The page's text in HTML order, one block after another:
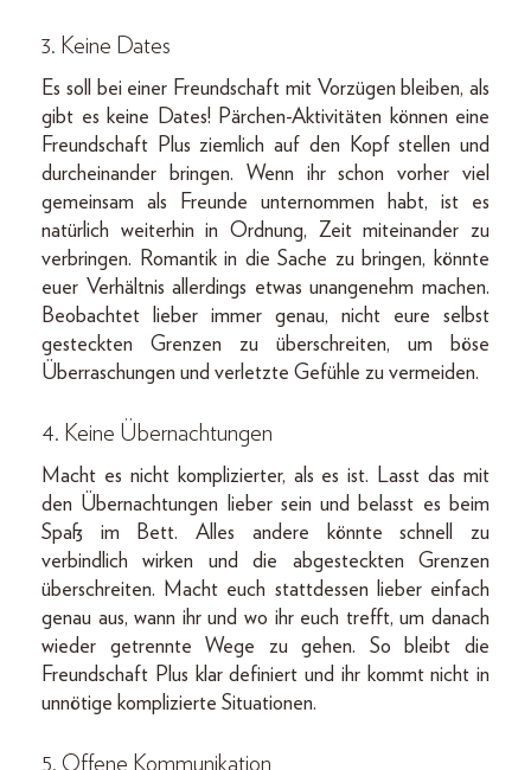
3. Keine Dates
Es soll bei einer Freundschaft mit Vorzügen bleiben, als
gibt es keine Dates! Pärchen-Aktivitäten können eine
Freundschaft Plus ziemlich auf den Kopf stellen und
durcheinander bringen. Wenn ihr schon vorher viel
gemeinsam als Freunde unternommen habt, ist es
natürlich weiterhin in Ordnung, Zeit miteinander zu
verbringen. Romantik in die Sache zu bringen, könnte
euer Verhältnis allerdings etwas unangenehm machen.
Beobachtet lieber immer genau, nicht eure selbst
gesteckten Grenzen zu überschreiten, um böse
Überraschungen und verletzte Gefühle zu vermeiden.
4. Keine Übernachtungen
Macht es nicht komplizierter, als es ist. Lasst das mit
den Übernachtungen lieber sein und belasst es beim
Spaß im Bett. Alles andere könnte schnell zu
verbindlich wirken und die abgesteckten Grenzen
überschreiten. Macht euch stattdessen lieber einfach
genau aus, wann ihr und wo ihr euch trefft, um danach
wieder getrennte Wege zu gehen. So bleibt die
Freundschaft Plus klar definiert und ihr kommt nicht in
unnötige komplizierte Situationen.
5. Offene Kommunikation